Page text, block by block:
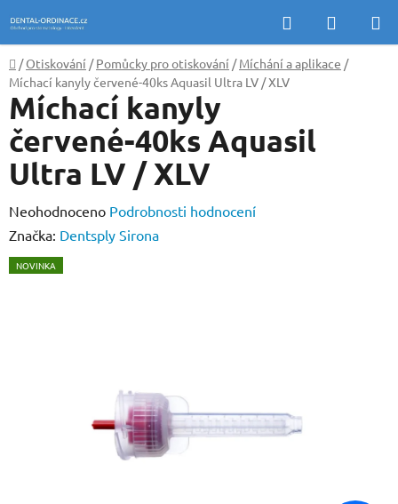
na
obsah
Hledat
KOŠÍK
Domů
/ Otiskování / Pomůcky pro otiskování / Míchání a aplikace /
Míchací kanyly červené-40ks Aquasil Ultra LV / XLV
Míchací kanyly
červené-40ks Aquasil
Ultra LV / XLV
Průměrné
hodnocení
produktu
Neohodnoceno Podrobnosti hodnocení
Značka: Dentsply Sirona
NOVINKA